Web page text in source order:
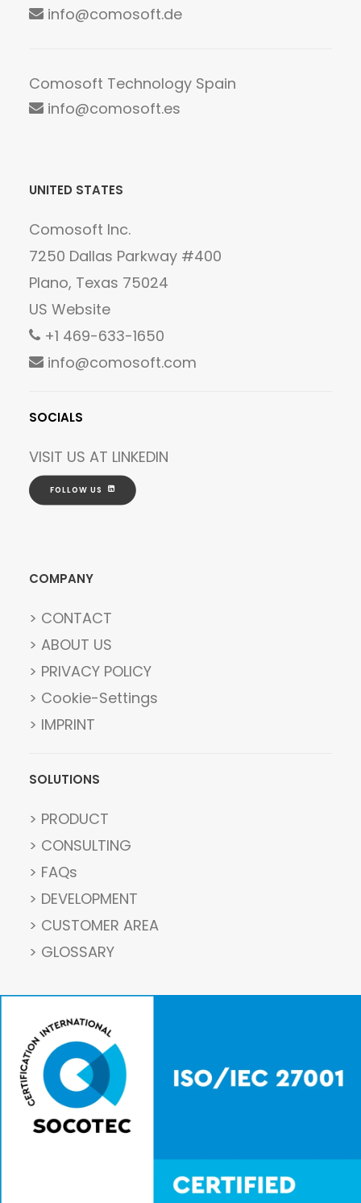
info@comosoft.de
Comosoft Technology Spain
info@comosoft.es
UNITED STATES
Comosoft Inc.
7250 Dallas Parkway #400
Plano, Texas 75024
US Website
+1 469-633-1650
info@comosoft.com
SOCIALS
VISIT US AT LINKEDIN
FOLLOW US
COMPANY
> CONTACT
> ABOUT US
> PRIVACY POLICY
> Cookie-Settings
> IMPRINT
SOLUTIONS
> PRODUCT
> CONSULTING
> FAQs
> DEVELOPMENT
> CUSTOMER AREA
> GLOSSARY